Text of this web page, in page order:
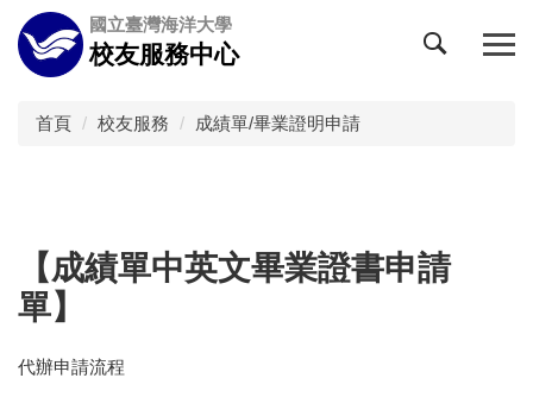
跳
到
主
國立臺灣海洋大學
校友服務中心
首頁 校友服務 成績單/畢業證明申請
【成績單中英文畢業證書申請
單】
代辦申請流程